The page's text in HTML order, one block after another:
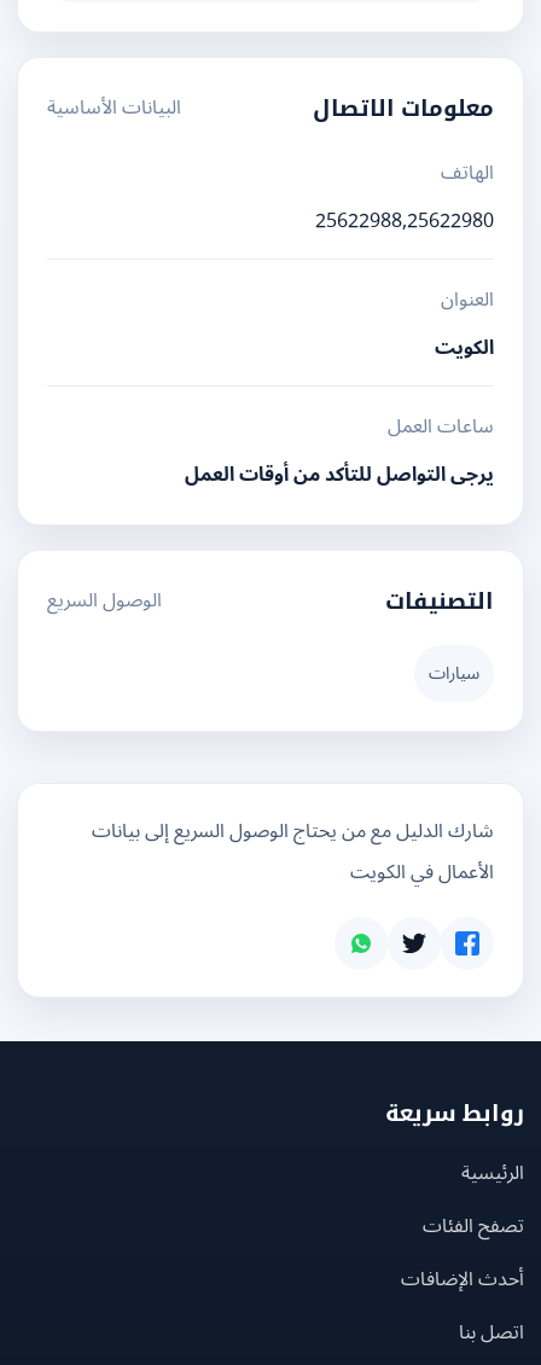
معلومات الاتصال
البيانات الأساسية
الهاتف
25622988,25622980
العنوان
الكويت
ساعات العمل
يرجى التواصل للتأكد من أوقات العمل
التصنيفات الوصول السريع
سيارات
شارك الدليل مع من يحتاج الوصول السريع إلى بيانات
الأعمال في الكويت
سريعة
الفئات
الإضافات
بنا